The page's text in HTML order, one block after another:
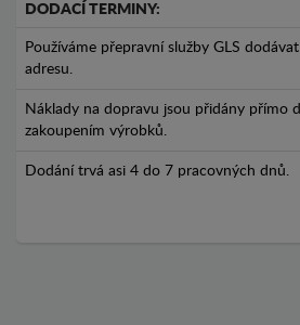
DODACÍ TERMINY:
Používáme přepravní služby GLS
adresu.
Náklady na dopravu jsou přidány přímo
zakoupením výrobků.
Dodání trvá asi 4 do 7 pracovných dnů.